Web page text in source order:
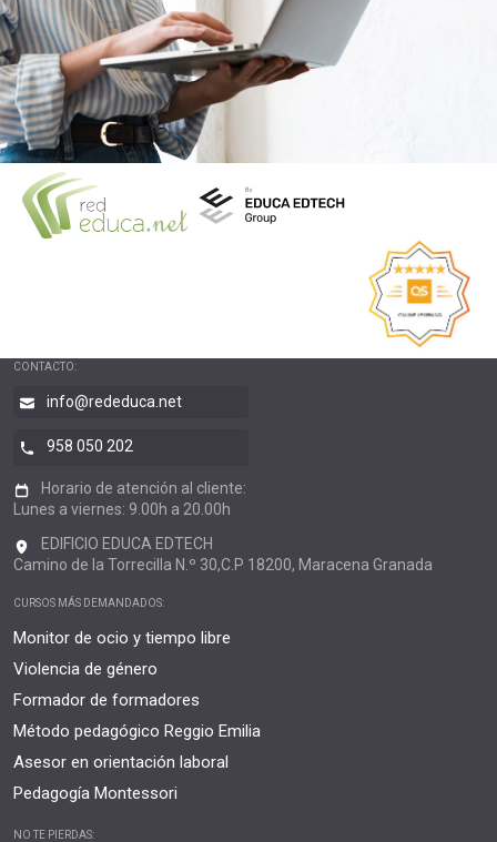
CONTACTO:
info@rededuca.net
958 050 202
Horario de atención al cliente:
Lunes a viernes: 9.00h a 20.00h
EDIFICIO EDUCA EDTECH
Camino de la Torrecilla N.º 30,C.P 18200, Maracena Granada
CURSOS MÁS DEMANDADOS:
Monitor de ocio y tiempo libre
Violencia de género
Formador de formadores
Método pedagógico Reggio Emilia
Asesor en orientación laboral
Pedagogía Montessori
NO TE PIERDAS: